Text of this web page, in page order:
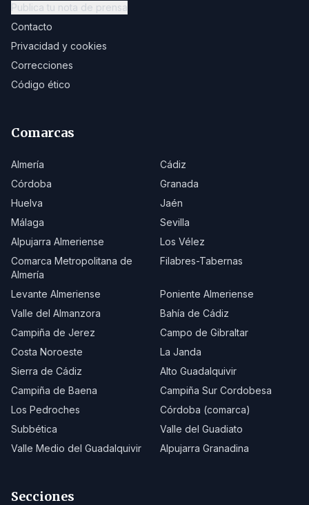
Publica tu nota de prensa
Contacto
Privacidad y cookies
Correcciones
Código ético
Comarcas
Almería
Cádiz
Córdoba
Granada
Huelva
Jaén
Málaga
Sevilla
Alpujarra Almeriense
Los Vélez
Comarca Metropolitana de
Almería
Filabres-Tabernas
Levante Almeriense
Poniente Almeriense
Valle del Almanzora
Bahía de Cádiz
Campiña de Jerez
Campo de Gibraltar
Costa Noroeste
La Janda
Sierra de Cádiz
Alto Guadalquivir
Campiña de Baena
Campiña Sur Cordobesa
Los Pedroches
Córdoba (comarca)
Subbética
Valle del Guadiato
Valle Medio del Guadalquivir
Alpujarra Granadina
Secciones